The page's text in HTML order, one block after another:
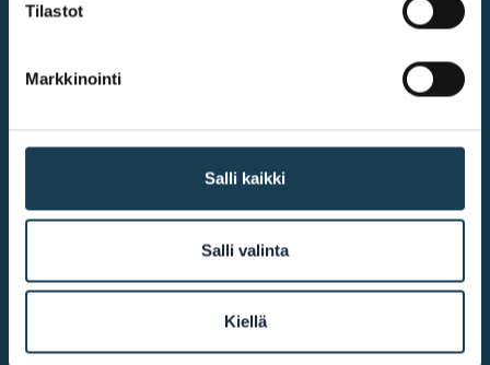
Tilastot
Markkinointi
Salli kaikki
Salli valinta
Kiellä
Cookie declaration
European Commission